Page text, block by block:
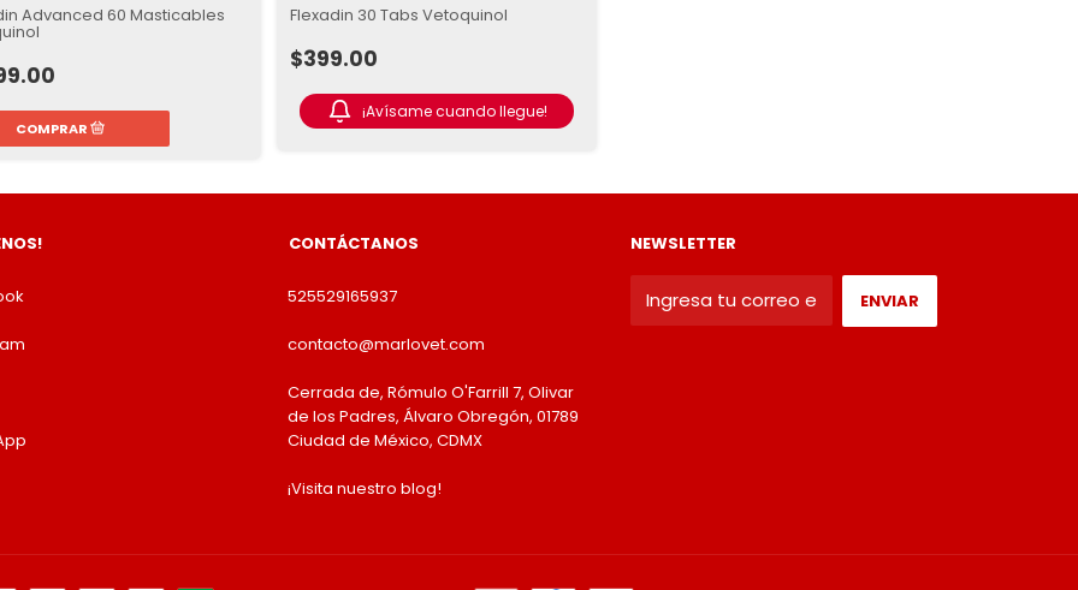
Advanced 60 Masticables Flexadin 30 Tabs Vetoquinol
$399.00
¡Avísame cuando llegue!
CONTÁCTANOS
525529165937
contacto@marlovet.com
Cerrada de, Rómulo O'Farrill 7, Olivar
de los Padres, Álvaro Obregón, 01789
Ciudad de México, CDMX
¡Visita nuestro blog!
NEWSLETTER